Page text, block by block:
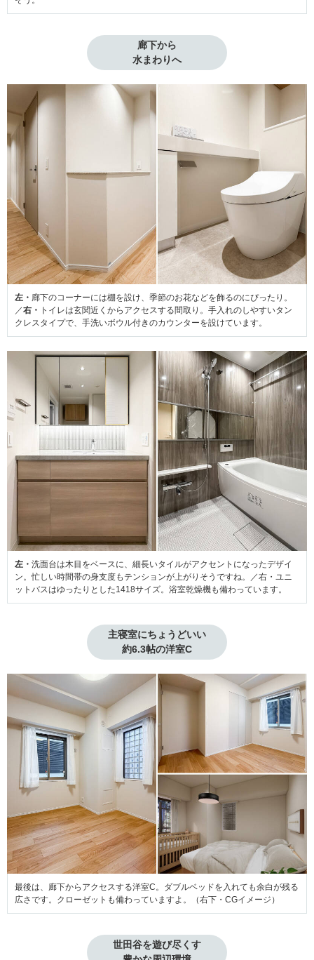
廊下から
水まわりへ
左・ 廊下のコーナーには棚を設け、季節のお花などを飾るのにぴったり。
／右・ トイレは玄関近くからアクセスする間取り。手入れのしやすいタン
クレスタイプで、手洗いボウル付きのカウンターを設けています。
左・ 洗面台は木目をベースに、細長いタイルがアクセントになったデザイ
ン。忙しい時間帯の身支度もテンションが上がりそうですね。／右・ユニ
ットバスはゆったりとした1418サイズ。浴室乾燥機も備わっています。
主寝室にちょうどいい
約6.3帖の洋室C
最後は、廊下からアクセスする洋室C。ダブルベッドを入れても余白が残る
広さです。クローゼットも備わっていますよ。（右下・CGイメージ）
世田谷を遊び尽くす